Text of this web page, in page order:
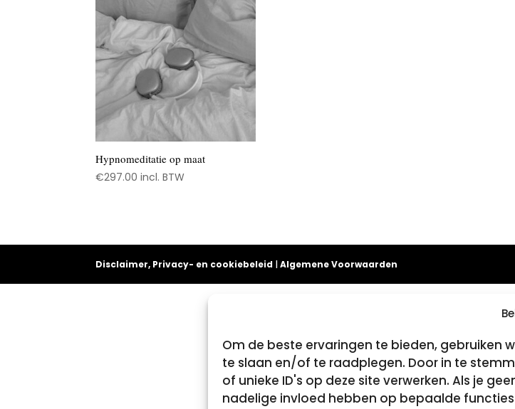
Om de beste ervaringen te bieden,
te slaan en/of te raadplegen. Door in te
of unieke ID's op deze site verwerken. Als je
nadelige invloed hebben op bepaalde
Hypnomeditatie op maat
€297.00 incl. BTW
Disclaimer, Privacy- en cookiebeleid |Algemene Voorwaarden